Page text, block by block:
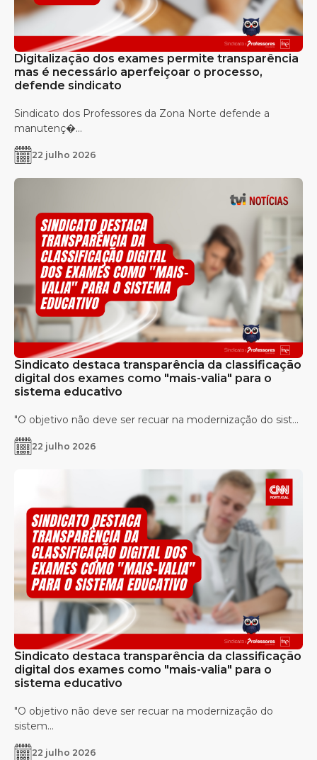
Digitalização dos exames permite transparência
mas é necessário aperfeiçoar o processo,
defende sindicato
Sindicato dos Professores da Zona Norte defende a
manutenç�...
22 julho 2026
Sindicato destaca transparência da classificação
digital dos exames como "mais-valia" para o
sistema educativo
"O objetivo não deve ser recuar na modernização do sist...
22 julho 2026
Sindicato destaca transparência da classificação
digital dos exames como "mais-valia" para o
sistema educativo
"O objetivo não deve ser recuar na modernização do
sistem...
22 julho 2026